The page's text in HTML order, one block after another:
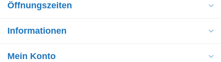
Öffnungszeiten
Informationen
Mein Konto